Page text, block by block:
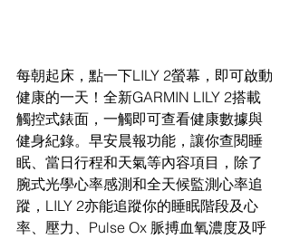
每朝起床，點一下LILY 2螢幕，即可啟動
健康的一天！全新GARMIN LILY 2搭載
觸控式錶面，一觸即可查看健康數據與
健身紀錄。早安晨報功能，讓你查閱睡
眠、當日行程和天氣等內容項目，除了
腕式光學心率感測和全天候監測心率追
蹤，LILY 2亦能追蹤你的睡眠階段及心
率、壓力、Pulse Ox 脈搏血氧濃度及呼